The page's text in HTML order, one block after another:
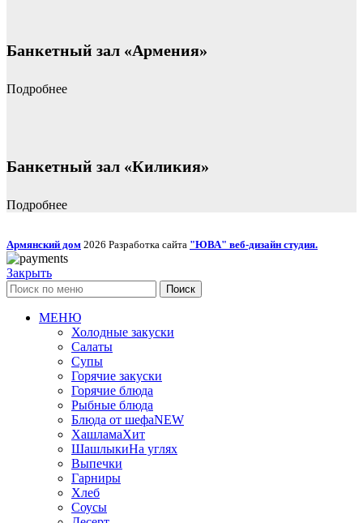
Банкетный зал «Армения»
Подробнее
Банкетный зал «Киликия»
Подробнее
Армянский дом 2026 Разработка сайта "ЮВА" веб-дизайн студия.
Закрыть
Поиск
МЕНЮ
Холодные закуски
Салаты
Супы
Горячие закуски
Горячие блюда
Рыбные блюда
Блюда от шефаNEW
ХашламаХит
ШашлыкиНа углях
Выпечки
Гарниры
Хлеб
Соусы